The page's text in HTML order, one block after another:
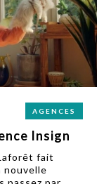
AGENCES
Insign
fait
nouvelle